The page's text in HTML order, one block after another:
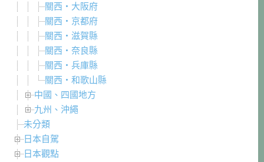
關西・大阪府
關西・京都府
關西・滋賀縣
關西・奈良縣
關西・兵庫縣
關西・和歌山縣
中國、四國地方
九州、沖繩
未分類
日本自駕
日本觀點